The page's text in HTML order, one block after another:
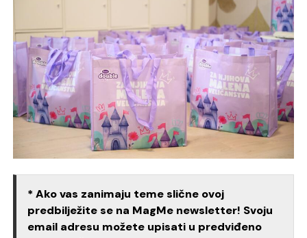
* Ako vas zanimaju teme slične ovoj
predbilježite se na MagMe newsletter! Svoju
email adresu možete upisati u predviđeno